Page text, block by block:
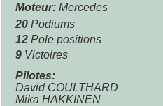
Moteur: Mercedes
20 Podiums
12 Pole positions
9 Victoires
Pilotes:
David COULTHARD
Mika HAKKINEN